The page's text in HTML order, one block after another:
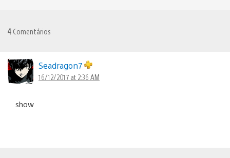
4 Comentários
Seadragon7
16/12/2017 at 2:36 AM
show